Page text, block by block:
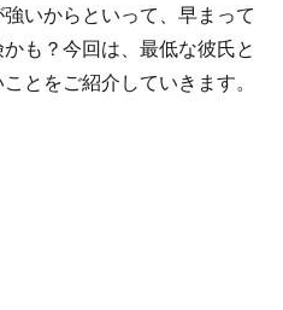
いからといって、早まって
も？今回は、最低な彼氏と
とをご紹介していきます。